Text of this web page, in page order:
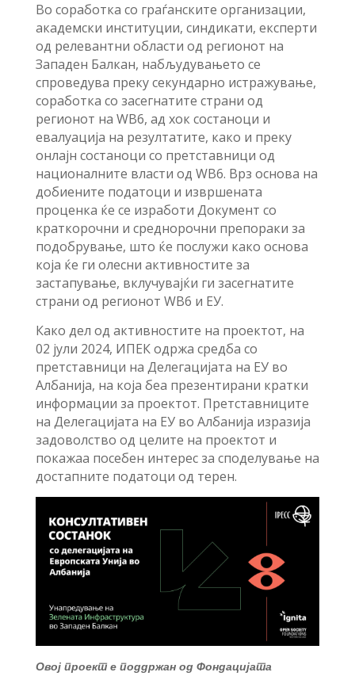
Во соработка со граѓанските организации,
академски институции, синдикати, експерти
од релевантни области од регионот на
Западен Балкан, набљудувањето се
спроведува преку секундарно истражување,
соработка со засегнатите страни од
регионот на WB6, ад хок состаноци и
евалуација на резултатите, како и преку
онлајн состаноци со претставници од
националните власти од WB6. Врз основа на
добиените податоци и извршената
проценка ќе се изработи Документ со
краткорочни и среднорочни препораки за
подобрување, што ќе послужи како основа
која ќе ги олесни активностите за
застапување, вклучувајќи ги засегнатите
страни од регионот WB6 и ЕУ.
Како дел од активностите на проектот, на
02 јули 2024, ИПЕК одржа средба со
претставници на Делегацијата на ЕУ во
Албанија, на која беа презентирани кратки
информации за проектот. Претставниците
на Делегацијата на ЕУ во Албанија изразија
задоволство од целите на проектот и
покажаа посебен интерес за споделување на
достапните податоци од терен.
Овој проект е поддржан од Фондацијата